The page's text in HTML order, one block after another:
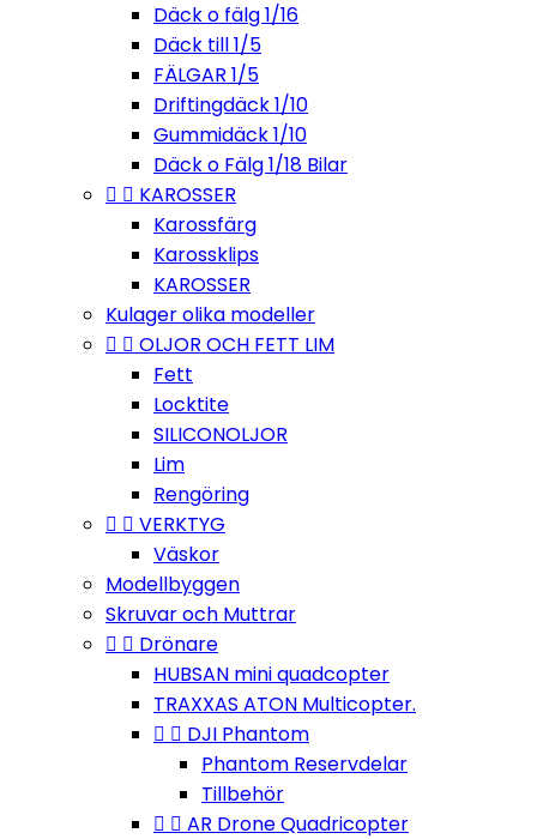
Däck o fälg 1/16
Däck till 1/5
FÄLGAR 1/5
Driftingdäck 1/10
Gummidäck 1/10
Däck o Fälg 1/18 Bilar
  KAROSSER
Karossfärg
Karossklips
KAROSSER
Kulager olika modeller
  OLJOR OCH FETT LIM
Fett
Locktite
SILICONOLJOR
Lim
Rengöring
  VERKTYG
Väskor
Modellbyggen
Skruvar och Muttrar
  Drönare
HUBSAN mini quadcopter
TRAXXAS ATON Multicopter.
  DJI Phantom
Phantom Reservdelar
Tillbehör
  AR Drone Quadricopter